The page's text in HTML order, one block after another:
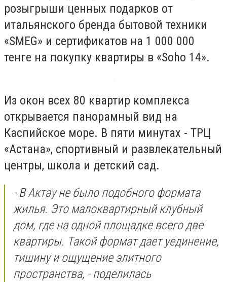
розыгрыши ценных подарков от
итальянского бренда бытовой техники
«SMEG» и сертификатов на 1 000 000
тенге на покупку квартиры в «Soho 14».
Из окон всех 80 квартир комплекса
открывается панорамный вид на
Каспийское море. В пяти минутах - ТРЦ
«Астана», спортивный и развлекательный
центры, школа и детский сад.
- В Актау не было подобного формата
жилья. Это малоквартирный клубный
дом, где на одной площадке всего две
квартиры. Такой формат дает уединение,
тишину и ощущение элитного
пространства, - поделилась